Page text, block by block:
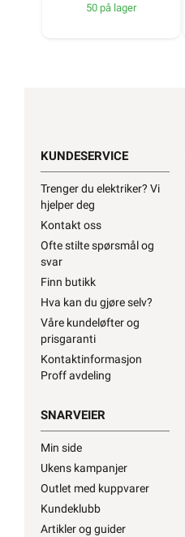
50 på lager
KUNDESERVICE
Trenger du elektriker? Vi
hjelper deg
Kontakt oss
Ofte stilte spørsmål og
svar
Finn butikk
Hva kan du gjøre selv?
Våre kundeløfter og
prisgaranti
Kontaktinformasjon
Proff avdeling
SNARVEIER
Min side
Ukens kampanjer
Outlet med kuppvarer
Kundeklubb
Artikler og guider